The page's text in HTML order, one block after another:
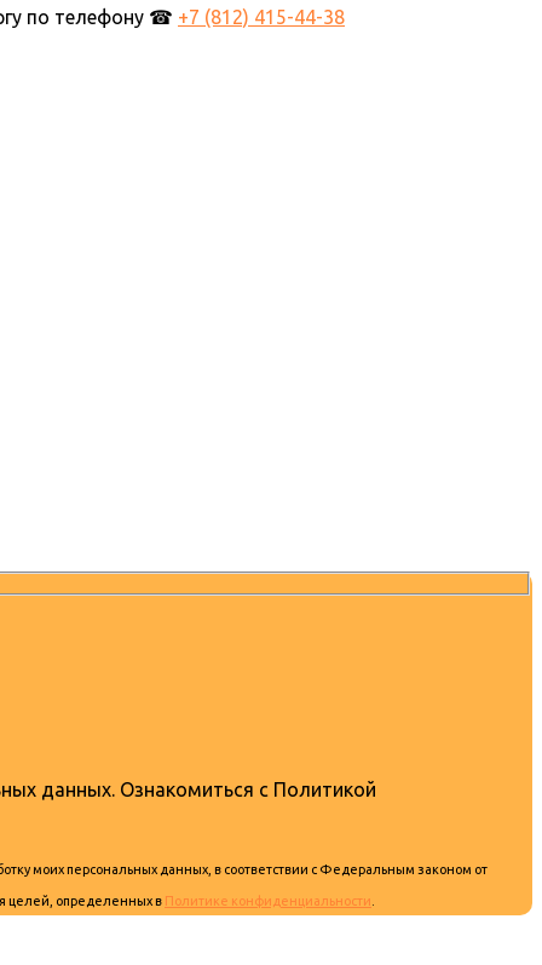
по телефону ☎ +7 (812) 415-44-38
данных. Ознакомиться с Политикой
моих персональных данных, в соответствии с Федеральным законом от
целей, определенных в Политике конфиденциальности